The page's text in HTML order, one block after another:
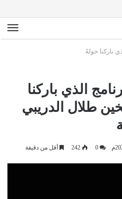
باركنا حولهُ
) من برنامج الذي باركنا
طلال الدريبي
0
242 أقل من دقيقة